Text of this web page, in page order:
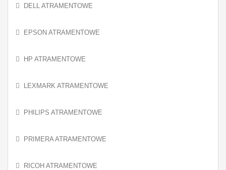
DELL ATRAMENTOWE
EPSON ATRAMENTOWE
HP ATRAMENTOWE
LEXMARK ATRAMENTOWE
PHILIPS ATRAMENTOWE
PRIMERA ATRAMENTOWE
RICOH ATRAMENTOWE